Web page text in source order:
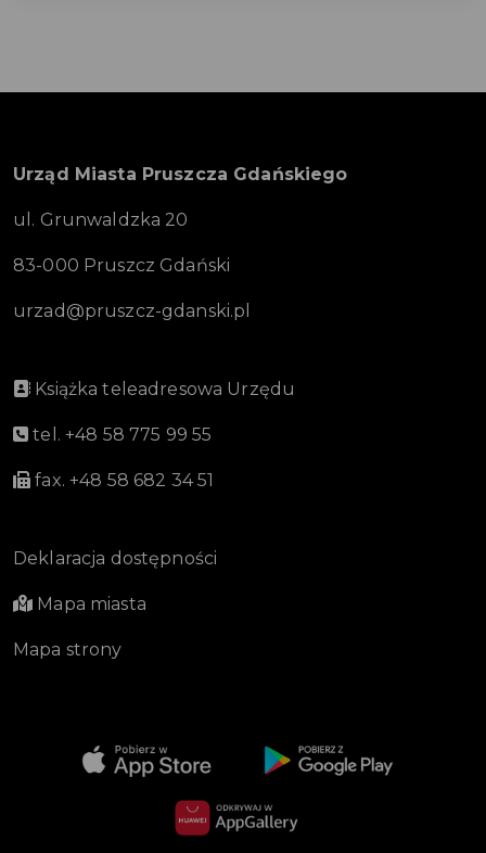
Urząd Miasta Pruszcza Gdańskiego
ul. Grunwaldzka 20
83-000 Pruszcz Gdański
urzad@pruszcz-gdanski.pl
Książka teleadresowa Urzędu
tel. +48 58 775 99 55
fax. +48 58 682 34 51
Deklaracja dostępności
Mapa miasta
Mapa strony